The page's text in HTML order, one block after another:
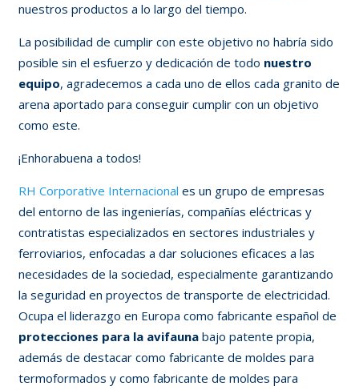
nuestros productos a lo largo del tiempo.
La posibilidad de cumplir con este objetivo no habría sido
posible sin el esfuerzo y dedicación de todo nuestro
equipo, agradecemos a cada uno de ellos cada granito de
arena aportado para conseguir cumplir con un objetivo
como este.
¡Enhorabuena a todos!
RH Corporative Internacional es un grupo de empresas
del entorno de las ingenierías, compañías eléctricas y
contratistas especializados en sectores industriales y
ferroviarios, enfocadas a dar soluciones eficaces a las
necesidades de la sociedad, especialmente garantizando
la seguridad en proyectos de transporte de electricidad.
Ocupa el liderazgo en Europa como fabricante español de
protecciones para la avifaunabajo patente propia,
además de destacar como fabricante de moldes para
termoformados y como fabricante de moldes para